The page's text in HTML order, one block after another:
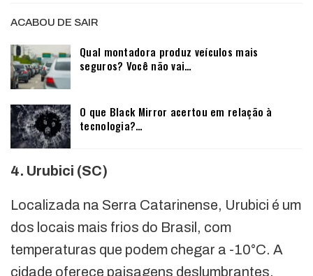
ACABOU DE SAIR
Qual montadora produz veículos mais
seguros? Você não vai…
O que Black Mirror acertou em relação à
tecnologia?…
4. Urubici (SC)
Localizada na Serra Catarinense, Urubici é um
dos locais mais frios do Brasil, com
temperaturas que podem chegar a -10°C. A
cidade oferece paisagens deslumbrantes,